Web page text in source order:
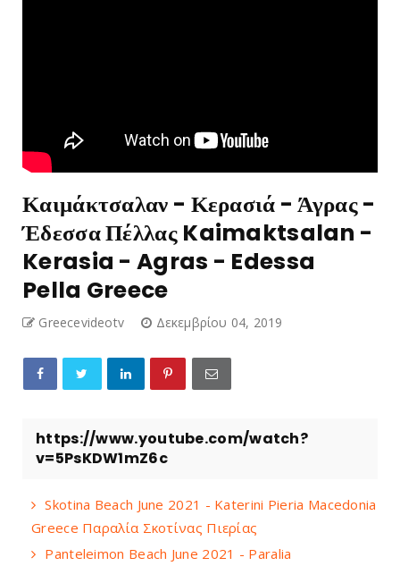
Καιμάκτσαλαν - Κερασιά - Άγρας -
Έδεσσα Πέλλας Kaimaktsalan -
Kerasia - Agras - Edessa
Pella Greece
Greecevideotv Δεκεμβρίου 04, 2019
https://www.youtube.com/watch?
v=5PsKDW1mZ6c
Skotina Beach June 2021 - Katerini Pieria Macedonia
Greece Παραλία Σκοτίνας Πιερίας
Panteleimon Beach June 2021 - Paralia